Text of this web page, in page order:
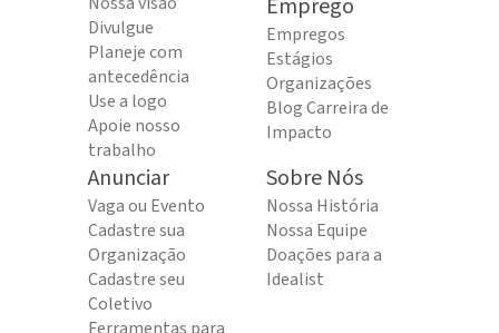
Divulgue
Planeje com
antecedência
Use a logo
Apoie nosso
trabalho
Emprego
Empregos
Estágios
Organizações
Blog Carreira de
Impacto
Anunciar
Vaga ou Evento
Cadastre sua
Organização
Cadastre seu
Coletivo
Sobre Nós
Nossa História
Nossa Equipe
Doações para a
Idealist